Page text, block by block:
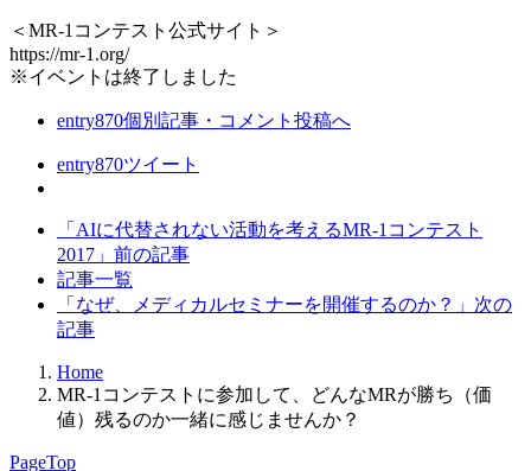
＜MR-1コンテスト公式サイト＞
https://mr-1.org/
※イベントは終了しました
entry870個別記事・コメント投稿へ
entry870ツイート
「AIに代替されない活動を考えるMR-1コンテスト
2017」 前の記事
記事一覧
「なぜ、メディカルセミナーを開催するのか？」 次の
記事
Home
MR-1コンテストに参加して、どんなMRが勝ち（価
値）残るのか一緒に感じませんか？
PageTop